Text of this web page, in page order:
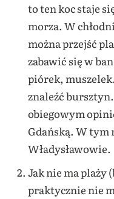
to ten koc staje
morza. W
można przejść
zabawić się w
piórek,
znaleźć
obiegowym
Gdańską. W tym
Władysławowie.
Jak nie ma plaży
praktycznie nie